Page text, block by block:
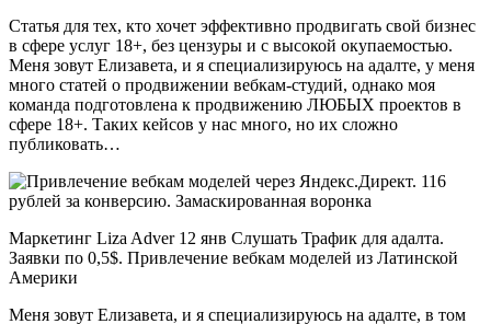
Статья для тех, кто хочет эффективно продвигать свой бизнес
в сфере услуг 18+, без цензуры и с высокой окупаемостью.
Меня зовут Елизавета, и я специализируюсь на адалте, у меня
много статей о продвижении вебкам-студий, однако моя
команда подготовлена к продвижению ЛЮБЫХ проектов в
сфере 18+. Таких кейсов у нас много, но их сложно
публиковать…
Маркетинг Liza Adver 12 янв Слушать Трафик для адалта.
Заявки по 0,5$. Привлечение вебкам моделей из Латинской
Америки
Меня зовут Елизавета, и я специализируюсь на адалте, в том